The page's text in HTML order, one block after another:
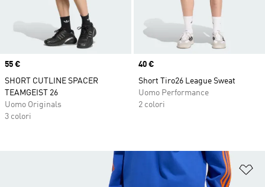
Price
55 €
SHORT CUTLINE SPACER
TEAMGEIST 26
Uomo Originals
3 colori
Price
40 €
Short Tiro26 League Sweat
Uomo Performance
2 colori